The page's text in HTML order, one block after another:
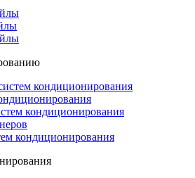
кондиционирования
кондиционирования
кондиционирования